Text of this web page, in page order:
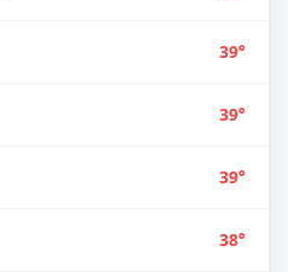
39°
39°
39°
38°